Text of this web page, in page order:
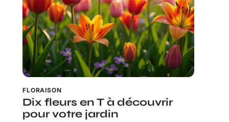
FLORAISON
Dix fleurs en T à découvrir
pour votre jardin